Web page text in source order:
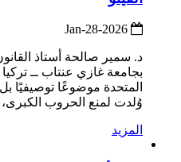
د. سمير صالحة أستاذ
بجامعة غازي عنتاب ــ
المتحدة موضوعًا توصيفيًا بل
وُلدت لمنع الحروب
المزيد